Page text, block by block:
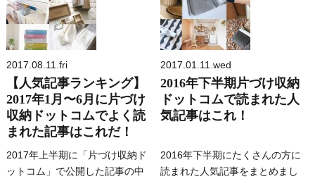
2017.08.11.fri
【人気記事ランキング】
2017年1月〜6月に片づけ
収納ドットコムでよく読
まれた記事はこれだ！
2017年上半期に「片づけ収納ド
ットコム」で公開した記事の中
2017.01.11.wed
2016年下半期片づけ収納
ドットコムで読まれた人
気記事はこれ！
2016年下半期にたくさんの方に
読まれた人気記事をまとめまし